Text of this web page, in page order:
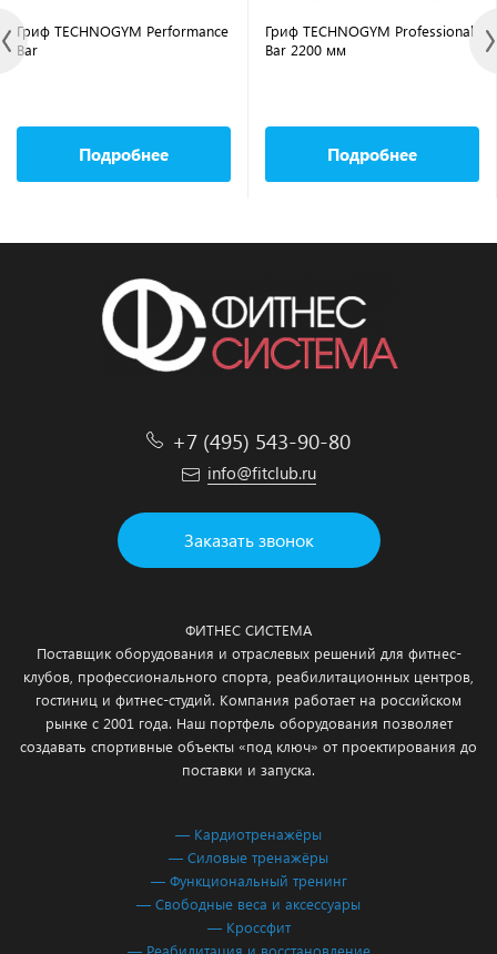
Гриф TECHNOGYM Performance
Bar
Подробнее
Гриф TECHNOGYM Professional
Bar 2200 мм
Подробнее
+7 (495) 543-90-80
info@fitclub.ru
Заказать звонок
ФИТНЕС СИСТЕМА
Поставщик оборудования и отраслевых решений для фитнес-
клубов, профессионального спорта, реабилитационных центров,
гостиниц и фитнес-студий. Компания работает на российском
рынке с 2001 года. Наш портфель оборудования позволяет
создавать спортивные объекты «под ключ» от проектирования до
поставки и запуска.
— Кардиотренажёры
— Силовые тренажёры
— Функциональный тренинг
— Свободные веса и аксессуары
— Кроссфит
— Реабилитация и восстановление